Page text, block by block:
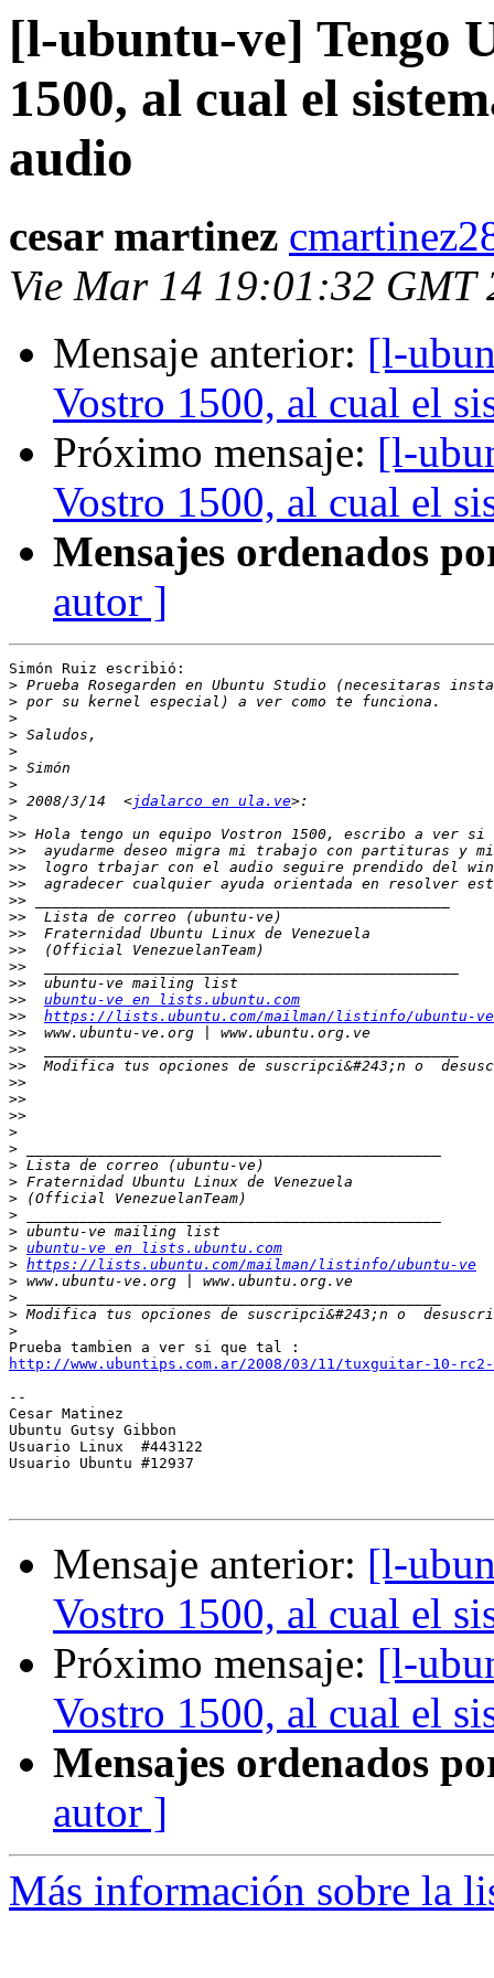
[l-ubuntu-ve] Tengo
1500, al cual el
audio
cesar martinez
Vie Mar 14 19:01:32 GMT
Mensaje anterior: [l-
Vostro 1500, al cual el
Próximo mensaje: [l-
Vostro 1500, al cual el
Mensajes ordenados
autor ]
Simón Ruiz escribió:
>
>
>
>
>
>
>
> 2008/3/14  <jdalarco en ula.ve
>
>>
>>
>>
>>
>>
>>
>>
>>
>>
>>
>>
ubuntu-ve en lists.ubuntu.com
>>
https://lists.ubuntu.com/mailman/listinfo/ubuntu-ve
>>
>>
>>
Modifica tus opciones de suscripci&#243;n o
>>
>>
>>
>
>
>
>
>
>
>
> ubuntu-ve en lists.ubuntu.com
> https://lists.ubuntu.com/mailman/listinfo/ubuntu-ve
>
>
> Modifica tus opciones de suscripci&#243;n o
>
http://www.ubuntips.com.ar/2008/03/11/tuxguitar-10-rc2-
--
Cesar Matinez
Ubuntu Gutsy Gibbon
Usuario Linux  #443122
Usuario Ubuntu #12937
Mensaje anterior: [l-
Vostro 1500, al cual el
Próximo mensaje: [l-
Vostro 1500, al cual el
Mensajes ordenados
autor ]
Más información sobre la